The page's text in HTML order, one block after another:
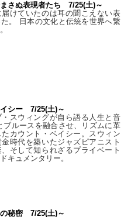
さぬ表現者たち 7/25(土)～
けていたのは耳の聞こえない表
。 日本の文化と伝統を世界へ繋
シー 7/25(土)～
スウィングが自ら語る人生と音
ブルースを融合させ、リズムに革
カウント・ベイシー。スウィン
時代を築いたジャズピアニスト
そして知られざるプライベート
キュメンタリー。
秘密 7/25(土)～